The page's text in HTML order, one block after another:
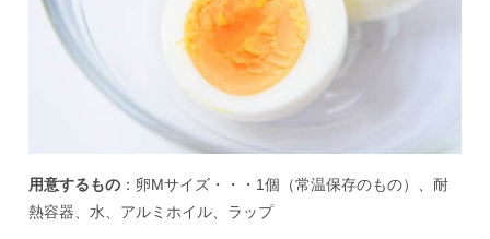
用意するもの ：卵Mサイズ・・・1個（常温保存のもの）、耐
熱容器、水、アルミホイル、ラップ